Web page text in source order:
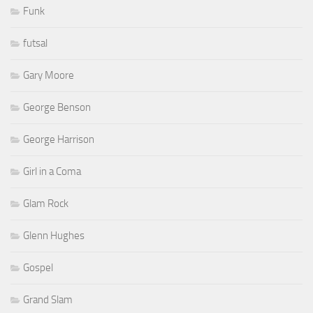
Funk
futsal
Gary Moore
George Benson
George Harrison
Girl in a Coma
Glam Rock
Glenn Hughes
Gospel
Grand Slam